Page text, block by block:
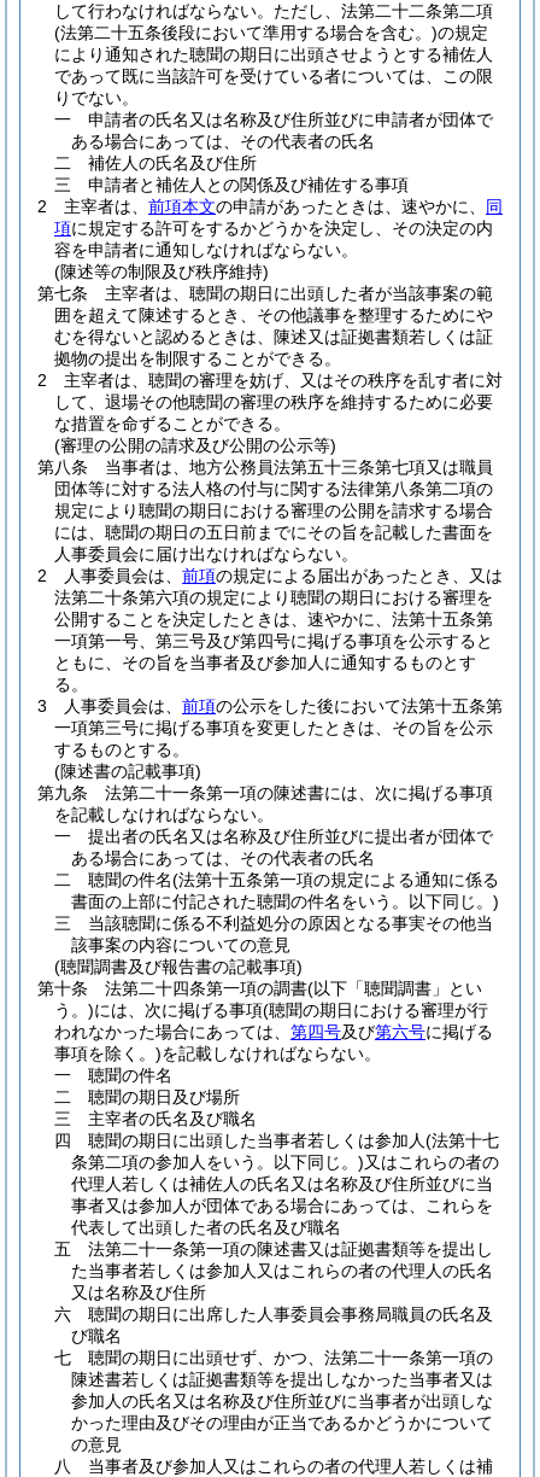
して行わなければならない。 ただし、法第二十二条第二項
(法第二十五条後段において準用する場合を含む。)の規定
により通知された聴聞の期日に出頭させようとする補佐人
であって既に当該許可を受けている者については、この限
りでない。
一
申請者の氏名又は名称及び住所並びに申請者が団体で
ある場合にあっては、その代表者の氏名
二
補佐人の氏名及び住所
三
申請者と補佐人との関係及び補佐する事項
2
主宰者は、 前項本文の申請があったときは、速やかに、 同
項に規定する許可をするかどうかを決定し、その決定の内
容を申請者に通知しなければならない。
(陳述等の制限及び秩序維持)
第七条
主宰者は、聴聞の期日に出頭した者が当該事案の範
囲を超えて陳述するとき、その他議事を整理するためにや
むを得ないと認めるときは、陳述又は証拠書類若しくは証
拠物の提出を制限することができる。
2
主宰者は、聴聞の審理を妨げ、又はその秩序を乱す者に対
して、退場その他聴聞の審理の秩序を維持するために必要
な措置を命ずることができる。
(審理の公開の請求及び公開の公示等)
第八条
当事者は、地方公務員法第五十三条第七項又は職員
団体等に対する法人格の付与に関する法律第八条第二項の
規定により聴聞の期日における審理の公開を請求する場合
には、聴聞の期日の五日前までにその旨を記載した書面を
人事委員会に届け出なければならない。
2
人事委員会は、 前項の規定による届出があったとき、又は
法第二十条第六項の規定により聴聞の期日における審理を
公開することを決定したときは、速やかに、法第十五条第
一項第一号、第三号及び第四号に掲げる事項を公示すると
ともに、その旨を当事者及び参加人に通知するものとす
る。
3
人事委員会は、 前項の公示をした後において法第十五条第
一項第三号に掲げる事項を変更したときは、その旨を公示
するものとする。
(陳述書の記載事項)
第九条
法第二十一条第一項の陳述書には、次に掲げる事項
を記載しなければならない。
一
提出者の氏名又は名称及び住所並びに提出者が団体で
ある場合にあっては、その代表者の氏名
二
聴聞の件名(法第十五条第一項の規定による通知に係る
書面の上部に付記された聴聞の件名をいう。以下同じ。)
三
当該聴聞に係る不利益処分の原因となる事実その他当
該事案の内容についての意見
(聴聞調書及び報告書の記載事項)
第十条
法第二十四条第一項の調書(以下「聴聞調書」とい
う。)には、次に掲げる事項(聴聞の期日における審理が行
われなかった場合にあっては、 第四号及び第六号に掲げる
事項を除く。)を記載しなければならない。
一
聴聞の件名
二
聴聞の期日及び場所
三
主宰者の氏名及び職名
四
聴聞の期日に出頭した当事者若しくは参加人(法第十七
条第二項の参加人をいう。以下同じ。)又はこれらの者の
代理人若しくは補佐人の氏名又は名称及び住所並びに当
事者又は参加人が団体である場合にあっては、これらを
代表して出頭した者の氏名及び職名
五
法第二十一条第一項の陳述書又は証拠書類等を提出し
た当事者若しくは参加人又はこれらの者の代理人の氏名
又は名称及び住所
六
聴聞の期日に出席した人事委員会事務局職員の氏名及
び職名
七
聴聞の期日に出頭せず、かつ、法第二十一条第一項の
陳述書若しくは証拠書類等を提出しなかった当事者又は
参加人の氏名又は名称及び住所並びに当事者が出頭しな
かった理由及びその理由が正当であるかどうかについて
の意見
八
当事者及び参加人又はこれらの者の代理人若しくは補